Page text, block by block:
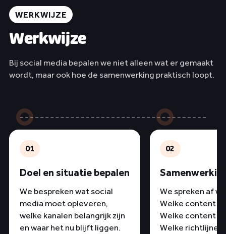
WERKWIJZE
Werkwijze
Bij social media bepalen we niet alleen wat er gemaakt
wordt, maar ook hoe de samenwerking praktisch loopt.
01
Doel en situatie bepalen
We bespreken wat social
media moet opleveren,
welke kanalen belangrijk zijn
en waar het nu blijft liggen.
02
We spreken af
Welke content
Welke content
Welke richtlijnen